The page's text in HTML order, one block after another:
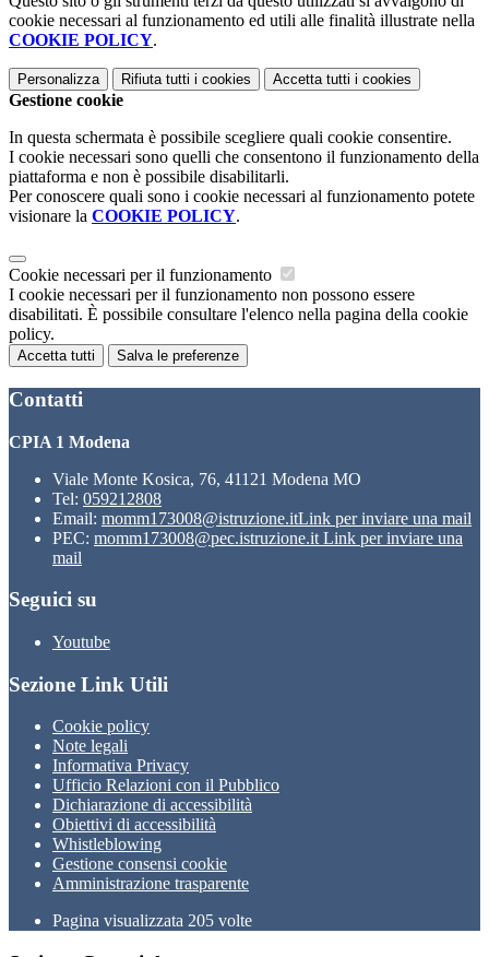
cookie necessari al funzionamento ed utili alle finalità illustrate nella
COOKIE POLICY.
Personalizza Rifiuta tutti i cookies Accetta tutti i cookies
Gestione cookie
In questa schermata è possibile scegliere quali cookie consentire.
I cookie necessari sono quelli che consentono il funzionamento della
piattaforma e non è possibile disabilitarli.
Per conoscere quali sono i cookie necessari al funzionamento potete
visionare la COOKIE POLICY.
Cookie necessari per il funzionamento
I cookie necessari per il funzionamento non possono essere
disabilitati. È possibile consultare l'elenco nella pagina della cookie
policy.
Accetta tutti Salva le preferenze
Contatti
CPIA 1 Modena
Viale Monte Kosica, 76, 41121 Modena MO
Tel: 059212808
Email: momm173008@istruzione.itLink per inviare una mail
PEC: momm173008@pec.istruzione.it Link per inviare una
mail
Seguici su
Youtube
Sezione Link Utili
Cookie policy
Note legali
Informativa Privacy
Ufficio Relazioni con il Pubblico
Dichiarazione di accessibilità
Obiettivi di accessibilità
Whistleblowing
Gestione consensi cookie
Amministrazione trasparente
Pagina visualizzata 205 volte